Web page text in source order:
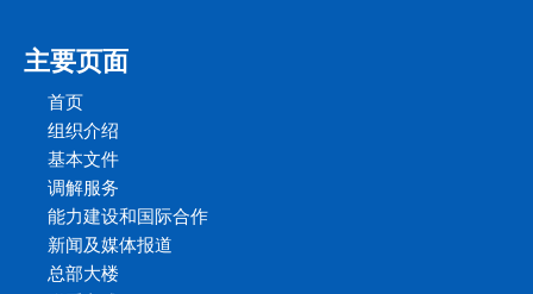
主要页面
首页
组织介绍
基本文件
调解服务
能力建设和国际合作
新闻及媒体报道
总部大楼